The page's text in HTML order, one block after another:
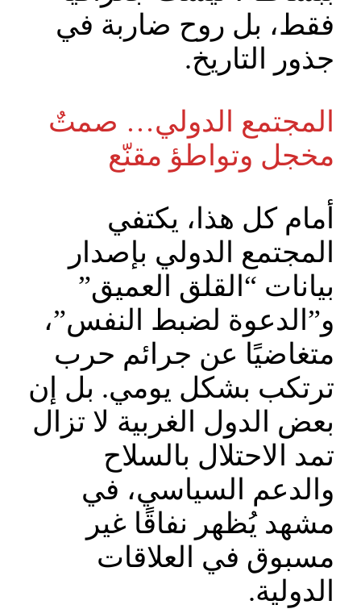
فقط، بل روح ضاربة في
جذور التاريخ.
المجتمع الدولي… صمتٌ
مخجل وتواطؤ مقنّع
أمام كل هذا، يكتفي
المجتمع الدولي بإصدار
بيانات “القلق العميق”
و”الدعوة لضبط النفس”،
متغاضيًا عن جرائم حرب
ترتكب بشكل يومي. بل إن
بعض الدول الغربية لا تزال
تمد الاحتلال بالسلاح
والدعم السياسي، في
مشهد يُظهر نفاقًا غير
مسبوق في العلاقات
الدولية.